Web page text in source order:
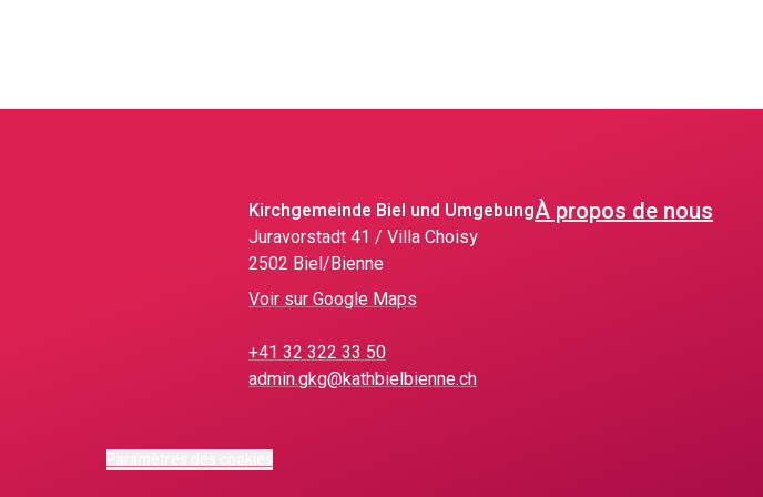
Kirchgemeinde Biel und Umgebung
Juravorstadt 41 / Villa Choisy
2502 Biel/Bienne
Voir sur Google Maps
+41 32 322 33 50
admin.gkg@kathbielbienne.ch
À propos de nous